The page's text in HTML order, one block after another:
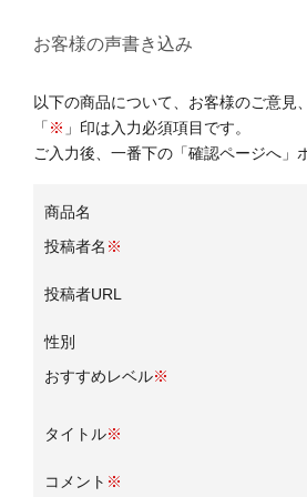
お客様の声書き込み
以下の商品について、お客様のご意見
「 ※ 」印は入力必須項目です。
ご入力後、一番下の「確認ページへ」
商品名
投稿者名 ※
投稿者URL
性別
おすすめレベル※
タイトル※
コメント ※